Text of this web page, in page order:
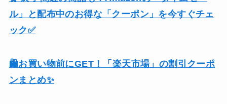
ル」と配布中のお得な「クーポン」を今すぐチェ
ック✅
🛍️お買い物前にGET！「楽天市場」の割引クーポ
ンまとめ✨